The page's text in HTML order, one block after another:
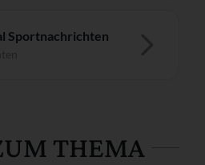
Sportnachrichten
THEMA